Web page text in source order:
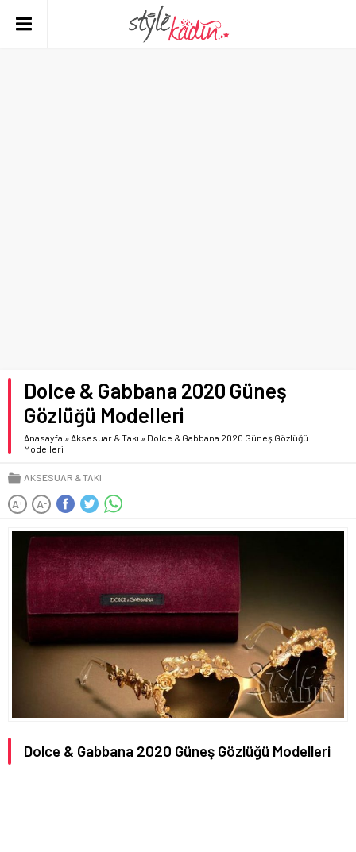
Dolce & Gabbana 2020 Güneş
Gözlüğü Modelleri
Anasayfa »Aksesuar & Takı » Dolce & Gabbana 2020 Güneş Gözlüğü
Modelleri
AKSESUAR & TAKI
A+ A-
Dolce & Gabbana 2020 Güneş Gözlüğü Modelleri